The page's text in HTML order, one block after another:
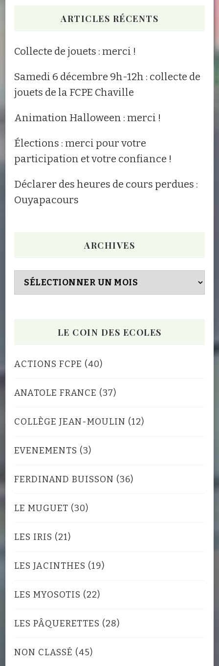
ARTICLES RÉCENTS
Collecte de jouets : merci !
Samedi 6 décembre 9h-12h : collecte de
jouets de la FCPE Chaville
Animation Halloween : merci !
Élections : merci pour votre
participation et votre confiance !
Déclarer des heures de cours perdues :
Ouyapacours
ARCHIVES
Archives
LE COIN DES ECOLES
ACTIONS FCPE (40)
ANATOLE FRANCE (37)
COLLÈGE JEAN-MOULIN (12)
EVENEMENTS (3)
FERDINAND BUISSON (36)
LE MUGUET (30)
LES IRIS (21)
LES JACINTHES (19)
LES MYOSOTIS (22)
LES PÂQUERETTES (28)
NON CLASSÉ (45)